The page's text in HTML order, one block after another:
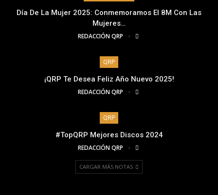
Día De La Mujer 2025: Conmemoramos El 8M Con Las
Mujeres…
REDACCIÓN QRP
QRP
¡QRP Te Desea Feliz Año Nuevo 2025!
REDACCIÓN QRP
QRP
#TopQRP Mejores Discos 2024
REDACCIÓN QRP
CARGAR MÁS NOTAS